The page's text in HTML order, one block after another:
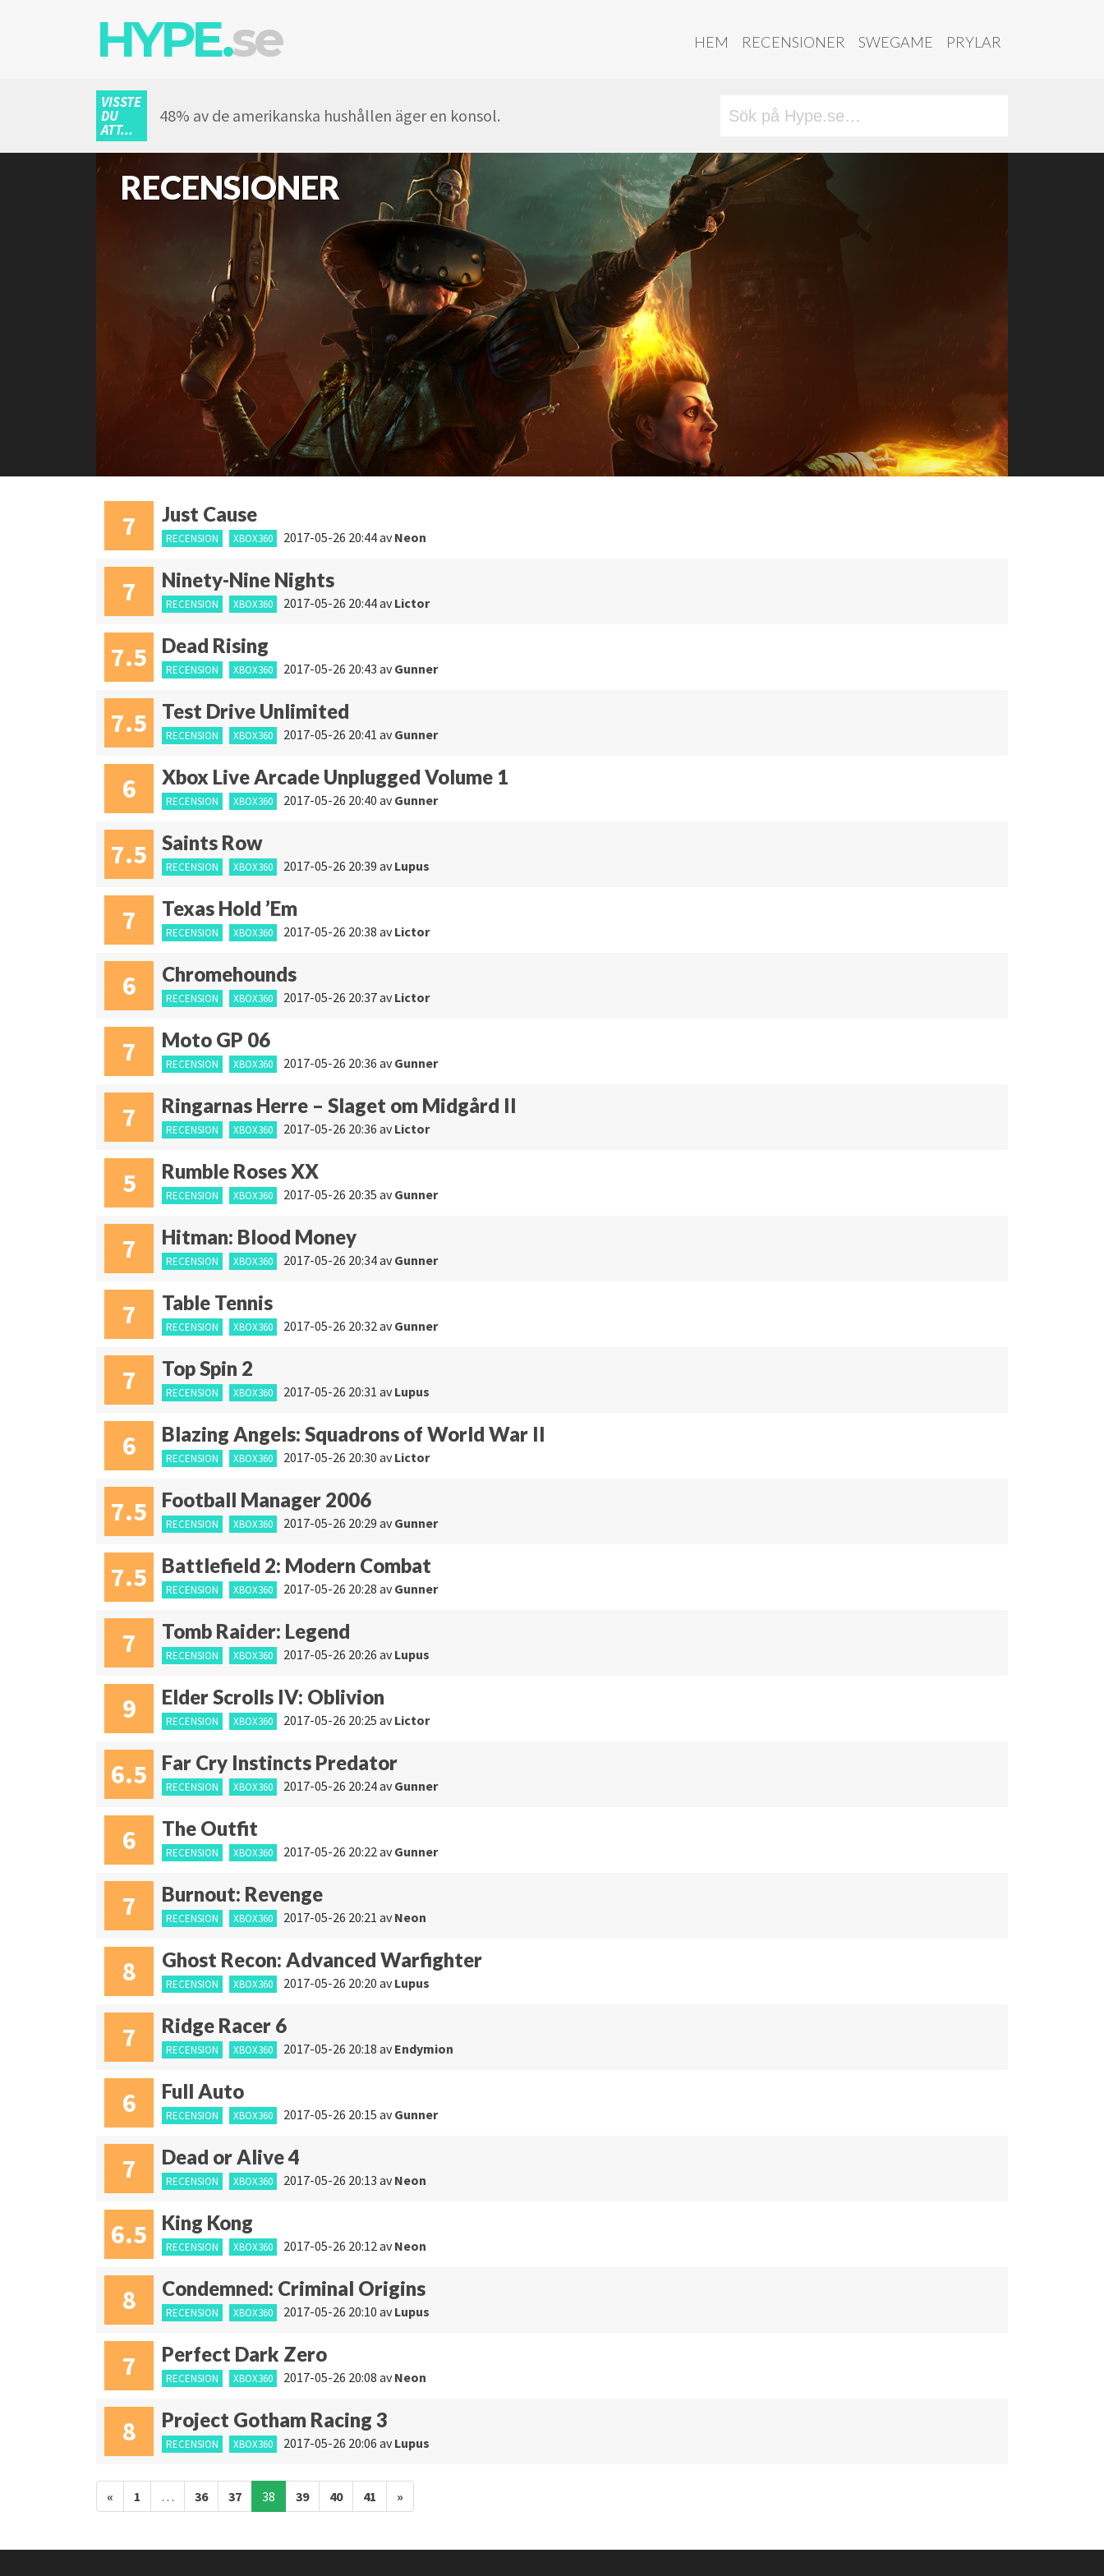
HYPE.se HEM RECENSIONER SWEGAME PRYLAR
VISSTE
DU
ATT...
48% av de amerikanska hushållen äger en konsol.
RECENSIONER
7 Just Cause
RECENSION XBOX360 2017-05-26 20:44avNeon
7 Ninety-Nine Nights
RECENSION XBOX360 2017-05-26 20:44avLictor
7.5 Dead Rising
RECENSION XBOX360 2017-05-26 20:43 avGunner
7.5 Test Drive Unlimited
RECENSION XBOX360 2017-05-26 20:41 avGunner
6 Xbox Live Arcade Unplugged Volume 1
RECENSION XBOX360 2017-05-26 20:40 avGunner
7.5 Saints Row
RECENSION XBOX360 2017-05-26 20:39 avLupus
7 Texas Hold ’Em
RECENSION XBOX360 2017-05-26 20:38 avLictor
6 Chromehounds
RECENSION XBOX360 2017-05-26 20:37avLictor
7 Moto GP 06
RECENSION XBOX360 2017-05-26 20:36 avGunner
7 Ringarnas Herre – Slaget om Midgård II
RECENSION XBOX360 2017-05-26 20:36 avLictor
5 Rumble Roses XX
RECENSION XBOX360 2017-05-26 20:35 avGunner
7 Hitman: Blood Money
RECENSION XBOX360 2017-05-26 20:34avGunner
7 Table Tennis
RECENSION XBOX360 2017-05-26 20:32avGunner
7 Top Spin 2
RECENSION XBOX360 2017-05-26 20:31 avLupus
6 Blazing Angels: Squadrons of World War II
RECENSION XBOX360 2017-05-26 20:30 avLictor
7.5 Football Manager 2006
RECENSION XBOX360 2017-05-26 20:29 avGunner
7.5 Battlefield 2: Modern Combat
RECENSION XBOX360 2017-05-26 20:28 avGunner
7 Tomb Raider: Legend
RECENSION XBOX360 2017-05-26 20:26 avLupus
9 Elder Scrolls IV: Oblivion
RECENSION XBOX360 2017-05-26 20:25 avLictor
6.5 Far Cry Instincts Predator
RECENSION XBOX360 2017-05-26 20:24avGunner
6 The Outfit
RECENSION XBOX360 2017-05-26 20:22avGunner
7 Burnout: Revenge
RECENSION XBOX360 2017-05-26 20:21 avNeon
8 Ghost Recon: Advanced Warfighter
RECENSION XBOX360 2017-05-26 20:20 avLupus
7 Ridge Racer 6
RECENSION XBOX360 2017-05-26 20:18 avEndymion
6 Full Auto
RECENSION XBOX360 2017-05-26 20:15 avGunner
7 Dead or Alive 4
RECENSION XBOX360 2017-05-26 20:13 avNeon
6.5 King Kong
RECENSION XBOX360 2017-05-26 20:12avNeon
8 Condemned: Criminal Origins
RECENSION XBOX360 2017-05-26 20:10 avLupus
7 Perfect Dark Zero
RECENSION XBOX360 2017-05-26 20:08 avNeon
8 Project Gotham Racing 3
RECENSION XBOX360 2017-05-26 20:06 avLupus
Inläggsnavigering
« 1 … 36 37 38 39 40 41 »